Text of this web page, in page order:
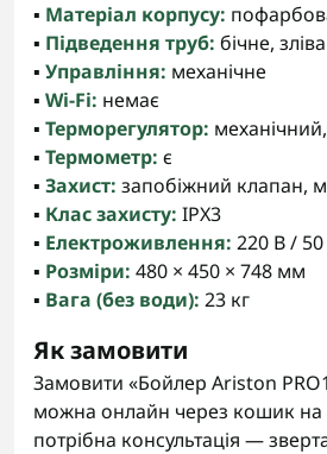
▪️ Матеріал корпусу:
▪️ Підведення труб: бічне, зліва
▪️ Управління: механічне
▪️ Wi-Fi: немає
▪️ Терморегулятор:
▪️ Термометр: є
▪️ Захист: запобіжний клапан,
▪️ Клас захисту: IPX3
▪️ Електроживлення: 220 В /
▪️ Розміри: 480 × 450 × 748 мм
▪️ Вага (без води): 23 кг
Як замовити
Замовити «Бойлер Ariston
можна онлайн через кошик на
потрібна консультація —